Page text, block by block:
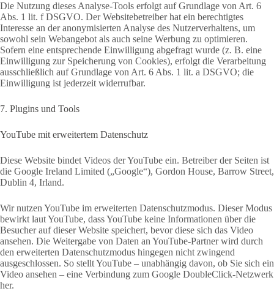
Die Nutzung dieses Analyse-Tools erfolgt auf Grundlage von Art. 6
Abs. 1 lit. f DSGVO. Der Websitebetreiber hat ein berechtigtes
Interesse an der anonymisierten Analyse des Nutzerverhaltens, um
sowohl sein Webangebot als auch seine Werbung zu optimieren.
Sofern eine entsprechende Einwilligung abgefragt wurde (z. B. eine
Einwilligung zur Speicherung von Cookies), erfolgt die Verarbeitung
ausschließlich auf Grundlage von Art. 6 Abs. 1 lit. a DSGVO; die
Einwilligung ist jederzeit widerrufbar.
7. Plugins und Tools
YouTube mit erweitertem Datenschutz
Diese Website bindet Videos der YouTube ein. Betreiber der Seiten ist
die Google Ireland Limited („Google“), Gordon House, Barrow Street,
Dublin 4, Irland.
Wir nutzen YouTube im erweiterten Datenschutzmodus. Dieser Modus
bewirkt laut YouTube, dass YouTube keine Informationen über die
Besucher auf dieser Website speichert, bevor diese sich das Video
ansehen. Die Weitergabe von Daten an YouTube-Partner wird durch
den erweiterten Datenschutzmodus hingegen nicht zwingend
ausgeschlossen. So stellt YouTube – unabhängig davon, ob Sie sich ein
Video ansehen – eine Verbindung zum Google DoubleClick-Netzwerk
her.